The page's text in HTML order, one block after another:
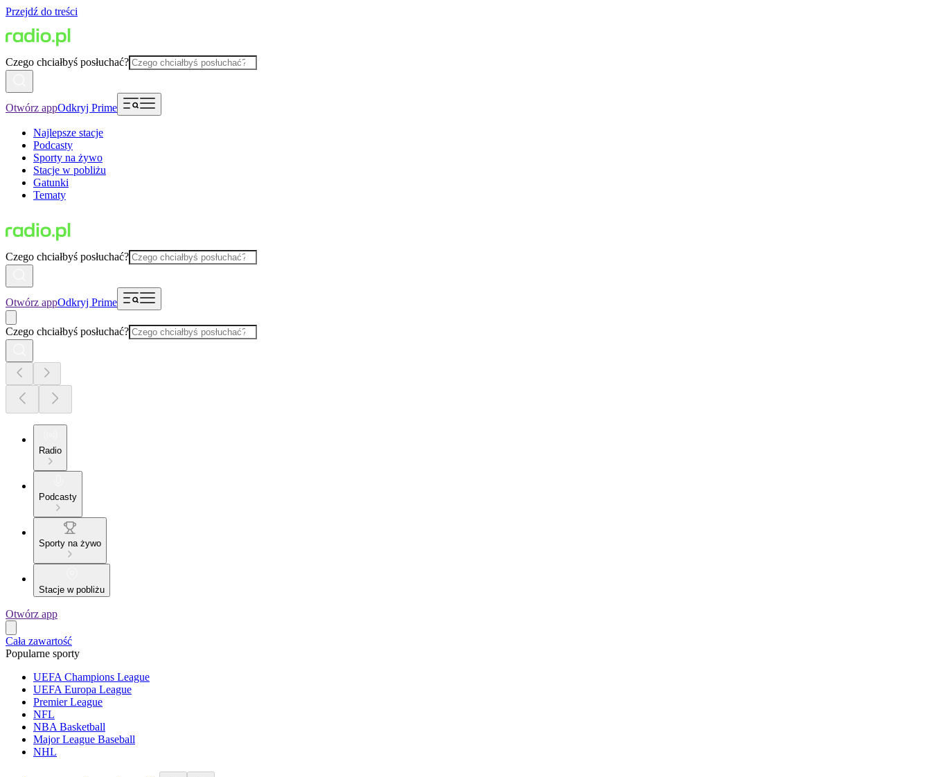
Przejdź do treści
Czego chciałbyś posłuchać?
Otwórz appOdkryj Prime
Najlepsze stacje
Podcasty
Sporty na żywo
Stacje w pobliżu
Gatunki
Tematy
Czego chciałbyś posłuchać?
Otwórz appOdkryj Prime
Czego chciałbyś posłuchać?
Radio
Podcasty
Sporty na żywo
Stacje w pobliżu
Otwórz app
Cała zawartość
Popularne sporty
UEFA Champions League
UEFA Europa League
Premier League
NFL
NBA Basketball
Major League Baseball
NHL